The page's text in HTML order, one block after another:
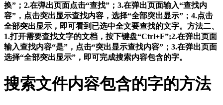
换”；2.在弹出页面点击“查找”；3.在弹出页面输入“查找内
容”，点击突出显示查找内容，选择“全部突出显示”；4.点击
全部突出显示，即可看到已选中全文要查找的文字。方法二、
1.打开需要查找文字的文档，按下键盘“Ctrl+F”;2.在弹出页面
输入查找内容“是”，点击“突出显示查找内容”；3.在弹出页面
选择“全部突出显示”，即可完成搜索内容包含的字。
搜索文件内容包含的字的方法